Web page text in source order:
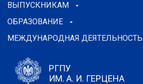
ВЫПУСКНИКАМ
ОБРАЗОВАНИЕ
МЕЖДУНАРОДНАЯ ДЕЯТЕЛЬНОСТЬ
РГПУ
ИМ. А. И. ГЕРЦЕНА